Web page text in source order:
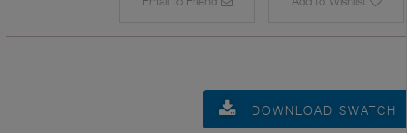
DOWNLOAD SWATCH